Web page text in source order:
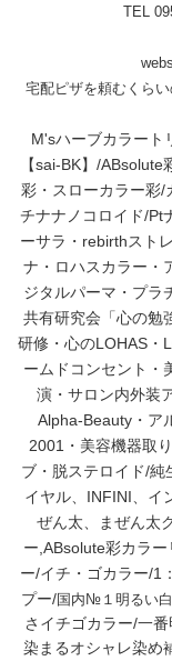
TEL
宅配ピザを頼むくら
M'sハーブカラート
【sai-BK】/
彩・スローカラー彩/
チナナノコロイド/Pt
ーサラ・rebirthスト
ナ・ロハスカラー・
ジタルパーマ・プラ
共有研究会「心の勉
研修・心のLOHAS・
ームドコンセント・
演・サロン内外装
Alpha-Beauty・ア
2001・美容機器取
ブ・脱ステロイド/純
イヤル、INFINI、イ
ぜん太、まぜん太
ー,ABsolute彩カラ
ー/イチ・ゴカラー/1
プー/国内№１明るい
さイチゴカラー/一
染まるオシャレ染め